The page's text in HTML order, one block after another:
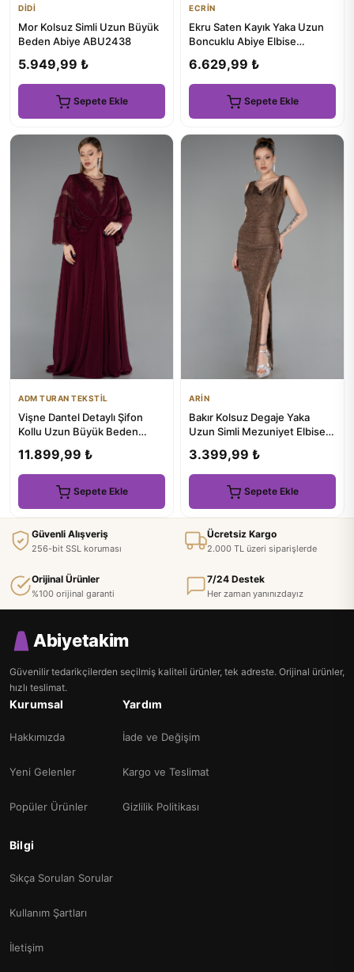
DİDİ
Mor Kolsuz Simli Uzun Büyük
Beden Abiye ABU2438
5.949,99 ₺
Sepete Ekle
ECRİN
Ekru Saten Kayık Yaka Uzun
Boncuklu Abiye Elbise
6.629,99 ₺
Sepete Ekle
ADM TURAN TEKSTİL
Vişne Dantel Detaylı Şifon
Kollu Uzun Büyük Beden
11.899,99 ₺
Sepete Ekle
ARİN
Bakır Kolsuz Degaje Yaka
Uzun Simli Mezuniyet Elbisesi
3.399,99 ₺
Sepete Ekle
Güvenli Alışveriş
256-bit SSL koruması
Ücretsiz Kargo
2.000 TL üzeri siparişlerde
Orijinal Ürünler
%100 orijinal garanti
7/24 Destek
Her zaman yanınızdayız
Abiyetakim
Güvenilir tedarikçilerden seçilmiş kaliteli ürünler, tek adreste. Orijinal ürünler,
hızlı teslimat.
Kurumsal
Hakkımızda
Yeni Gelenler
Popüler Ürünler
Yardım
İade ve Değişim
Kargo ve Teslimat
Gizlilik Politikası
Bilgi
Sıkça Sorulan Sorular
Kullanım Şartları
İletişim